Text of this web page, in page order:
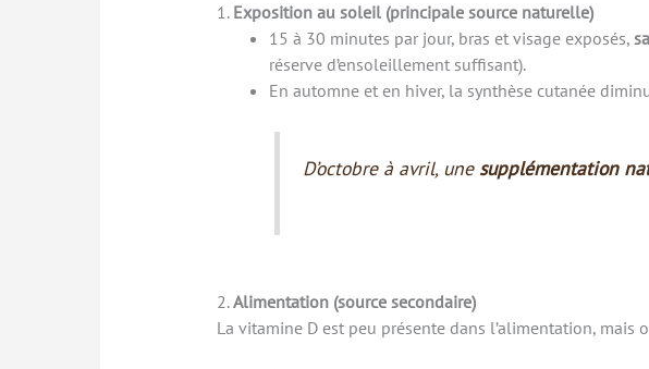
1. Exposition au soleil (principale source naturelle)
15 à 30 minutes par jour, bras et visage exposés,
réserve d’ensoleillement suffisant).
En automne et en hiver, la synthèse cutanée
D’octobre à avril, une supplémentation
2.Alimentation (source secondaire)
La vitamine D est peu présente dans l’alimentation, mais